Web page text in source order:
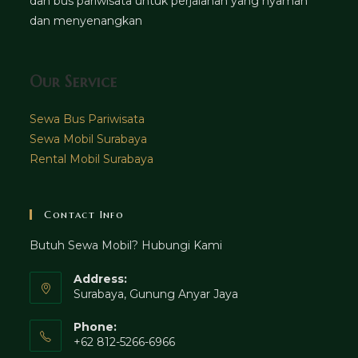
dan menyenangkan
Our Service
Sewa Bus Pariwisata
Sewa Mobil Surabaya
Rental Mobil Surabaya
Contact Info
Butuh Sewa Mobil? Hubungi Kami
Address:
Surabaya, Gunung Anyar Jaya
Phone:
+62 812-5266-6966